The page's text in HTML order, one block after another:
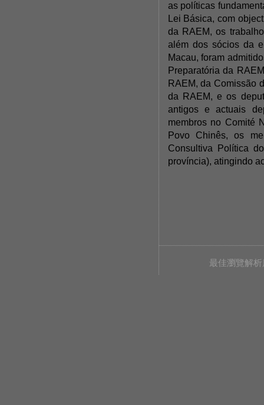
as políticas
Lei Básica, com
da RAEM, os
além dos sócios da
Macau, foram
Preparatória da
RAEM, da Comissão
da RAEM, e os
antigos e actuais
membros no Comité
Povo Chinês, os
Consultiva Política
província), atingindo
最佳瀏覽解